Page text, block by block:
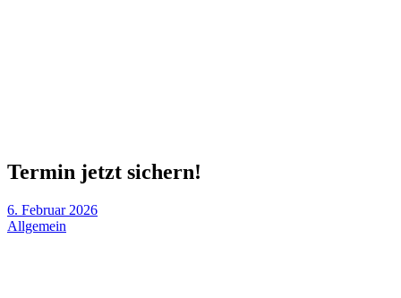
Termin jetzt sichern!
6. Februar 2026
Allgemein